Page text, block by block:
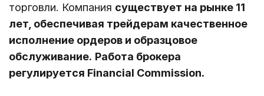
торговли. Компания существует на рынке 11
лет, обеспечивая трейдерам качественное
исполнение ордеров и образцовое
обслуживание. Работа брокера
регулируется Financial Commission.